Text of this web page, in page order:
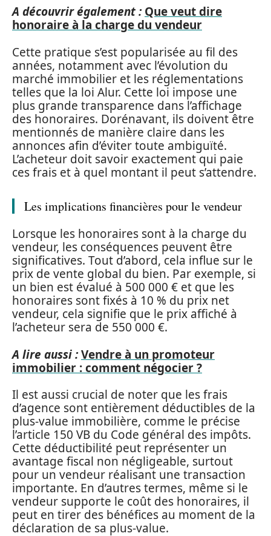
A découvrir également : Que veut dire
honoraire à la charge du vendeur
Cette pratique s’est popularisée au fil des
années, notamment avec l’évolution du
marché immobilier et les réglementations
telles que la loi Alur. Cette loi impose une
plus grande transparence dans l’affichage
des honoraires. Dorénavant, ils doivent être
mentionnés de manière claire dans les
annonces afin d’éviter toute ambiguïté.
L’acheteur doit savoir exactement qui paie
ces frais et à quel montant il peut s’attendre.
Les implications financières pour le vendeur
Lorsque les honoraires sont à la charge du
vendeur, les conséquences peuvent être
significatives. Tout d’abord, cela influe sur le
prix de vente global du bien. Par exemple, si
un bien est évalué à 500 000 € et que les
honoraires sont fixés à 10 % du prix net
vendeur, cela signifie que le prix affiché à
l’acheteur sera de 550 000 €.
A lire aussi :Vendre à un promoteur
immobilier : comment négocier ?
Il est aussi crucial de noter que les frais
d’agence sont entièrement déductibles de la
plus-value immobilière, comme le précise
l’article 150 VB du Code général des impôts.
Cette déductibilité peut représenter un
avantage fiscal non négligeable, surtout
pour un vendeur réalisant une transaction
importante. En d’autres termes, même si le
vendeur supporte le coût des honoraires, il
peut en tirer des bénéfices au moment de la
déclaration de sa plus-value.